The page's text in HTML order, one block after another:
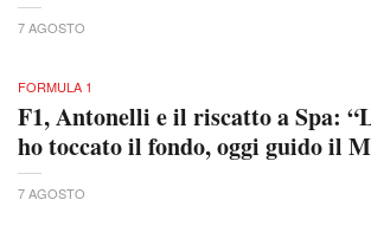
7 AGOSTO
FORMULA 1
F1, Antonelli e il riscatto a Spa:
ho toccato il fondo, oggi guido il
7 AGOSTO